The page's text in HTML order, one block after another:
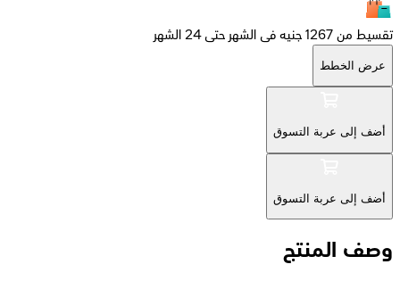
تقسيط من 1267 جنيه فى الشهر حتى 24 الشهر
عرض الخطط
أضف إلى عربة التسوق
أضف إلى عربة التسوق
وصف المنتج